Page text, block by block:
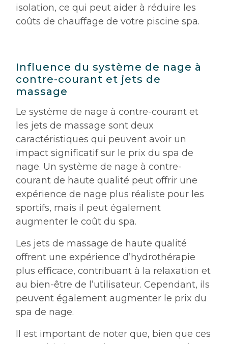
isolation, ce qui peut aider à réduire les
coûts de chauffage de votre piscine spa.
Influence du système de nage à
contre-courant et jets de
massage
Le système de nage à contre-courant et
les jets de massage sont deux
caractéristiques qui peuvent avoir un
impact significatif sur le prix du spa de
nage. Un système de nage à contre-
courant de haute qualité peut offrir une
expérience de nage plus réaliste pour les
sportifs, mais il peut également
augmenter le coût du spa.
Les jets de massage de haute qualité
offrent une expérience d’hydrothérapie
plus efficace, contribuant à la relaxation et
au bien-être de l’utilisateur. Cependant, ils
peuvent également augmenter le prix du
spa de nage.
Il est important de noter que, bien que ces